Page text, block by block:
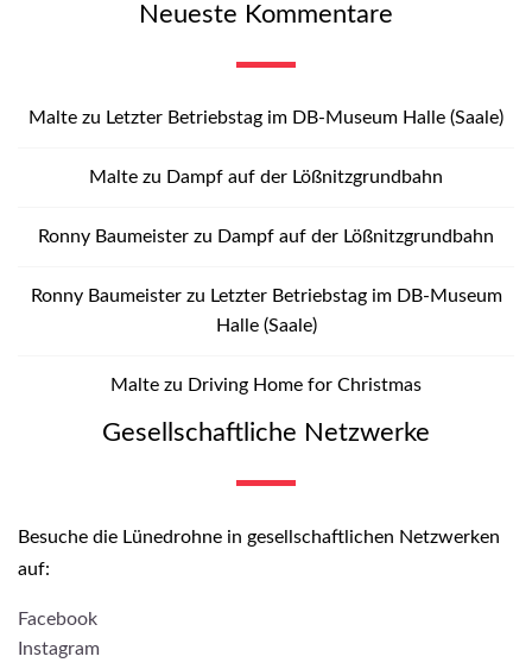
Neueste Kommentare
Malte zu Letzter Betriebstag im DB-Museum Halle (Saale)
Malte zu Dampf auf der Lößnitzgrundbahn
Ronny Baumeister zu Dampf auf der Lößnitzgrundbahn
Ronny Baumeisterzu Letzter Betriebstag im DB-Museum
Halle (Saale)
Malte zu Driving Home for Christmas
Gesellschaftliche Netzwerke
Besuche die Lünedrohne in gesellschaftlichen Netzwerken
auf:
Facebook
Instagram